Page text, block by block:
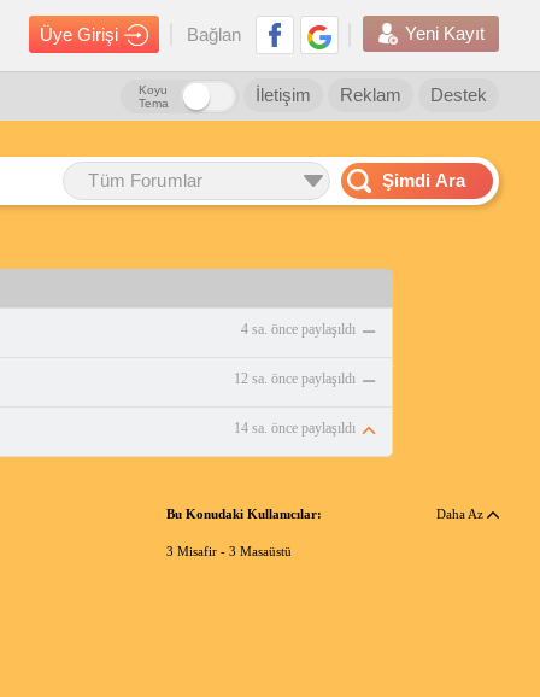
Üye Girişi Bağlan Yeni Kayıt
Destek
Reklam
İletişim
Koyu
Tema
Tüm Forumlar Şimdi Ara
4 sa. önce paylaşıldı
12 sa. önce paylaşıldı
14 sa. önce paylaşıldı
Bu Konudaki Kullanıcılar: Daha Az
3 Misafir - 3 Masaüstü